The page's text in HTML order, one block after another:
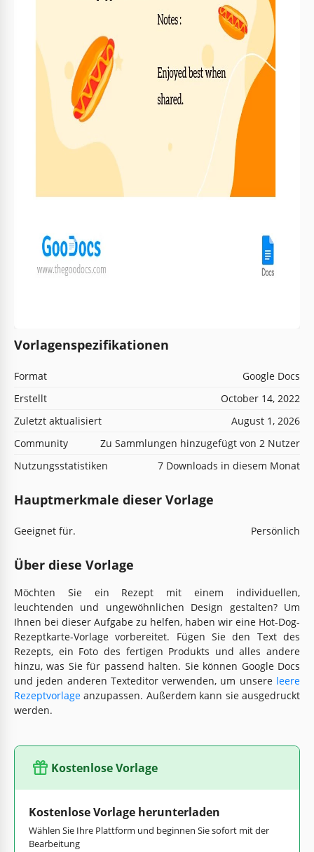
Vorlagenspezifikationen
Format
Google Docs
Erstellt
October 14, 2022
Zuletzt aktualisiert
August 1, 2026
Community
Zu Sammlungen hinzugefügt von 2 Nutzer
Nutzungsstatistiken
7 Downloads in diesem Monat
Hauptmerkmale dieser Vorlage
Geeignet für. Persönlich
Über diese Vorlage
Möchten Sie ein Rezept mit einem individuellen,
leuchtenden und ungewöhnlichen Design gestalten? Um
Ihnen bei dieser Aufgabe zu helfen, haben wir eine Hot-Dog-
Rezeptkarte-Vorlage vorbereitet. Fügen Sie den Text des
Rezepts, ein Foto des fertigen Produkts und alles andere
hinzu, was Sie für passend halten. Sie können Google Docs
und jeden anderen Texteditor verwenden, um unsere leere
Rezeptvorlage anzupassen. Außerdem kann sie ausgedruckt
werden.
Kostenlose Vorlage
Kostenlose Vorlage herunterladen
Wählen Sie Ihre Plattform und beginnen Sie sofort mit der
Bearbeitung